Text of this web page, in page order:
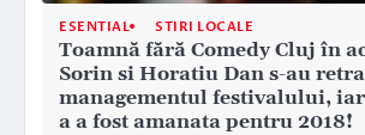
ESENTIAL STIRI LOCALE
Toamnă fără Comedy Cluj în
Sorin si Horatiu Dan s-au
managementul festivalului,
a a fost amanata pentru 2018!